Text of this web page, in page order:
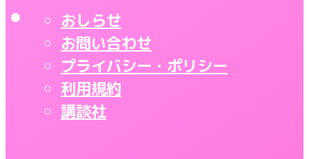
おしらせ
お問い合わせ
プライバシー・ポリシー
利用規約
講談社